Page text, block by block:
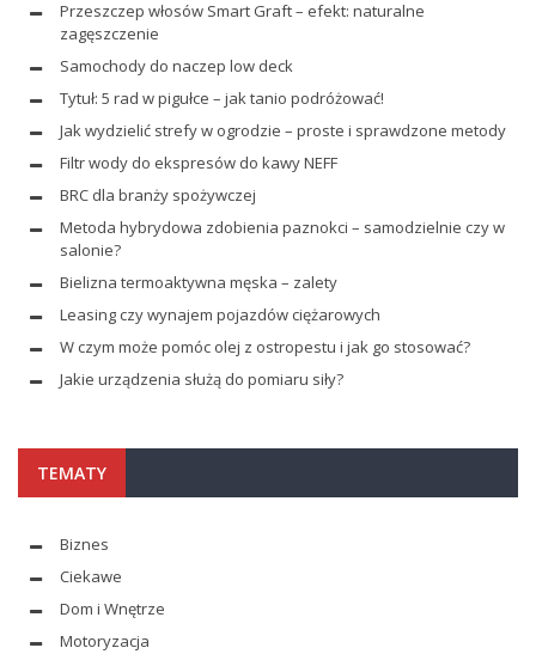
Przeszczep włosów Smart Graft – efekt: naturalne
zagęszczenie
Samochody do naczep low deck
Tytuł: 5 rad w pigułce – jak tanio podróżować!
Jak wydzielić strefy w ogrodzie – proste i sprawdzone metody
Filtr wody do ekspresów do kawy NEFF
BRC dla branży spożywczej
Metoda hybrydowa zdobienia paznokci – samodzielnie czy w
salonie?
Bielizna termoaktywna męska – zalety
Leasing czy wynajem pojazdów ciężarowych
W czym może pomóc olej z ostropestu i jak go stosować?
Jakie urządzenia służą do pomiaru siły?
TEMATY
Biznes
Ciekawe
Dom i Wnętrze
Motoryzacja